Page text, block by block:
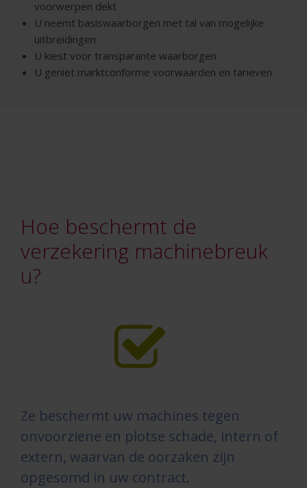
voorwerpen dekt
U neemt basiswaarborgen met tal van mogelijke
uitbreidingen
U kiest voor transparante waarborgen
U geniet marktconforme voorwaarden en tarieven
Hoe beschermt de
verzekering machinebreuk
u?
Ze beschermt uw machines tegen
onvoorziene en plotse schade, intern of
extern, waarvan de oorzaken zijn
opgesomd in uw contract.